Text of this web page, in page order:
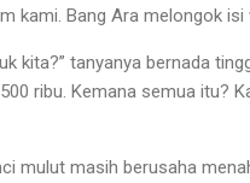
kami. Bang Ara melongok isi
kita?” tanyanya bernada
ribu. Kemana semua itu?
mulut masih berusaha